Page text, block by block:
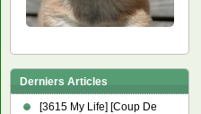
Derniers Articles
[3615 My Life] [Coup De